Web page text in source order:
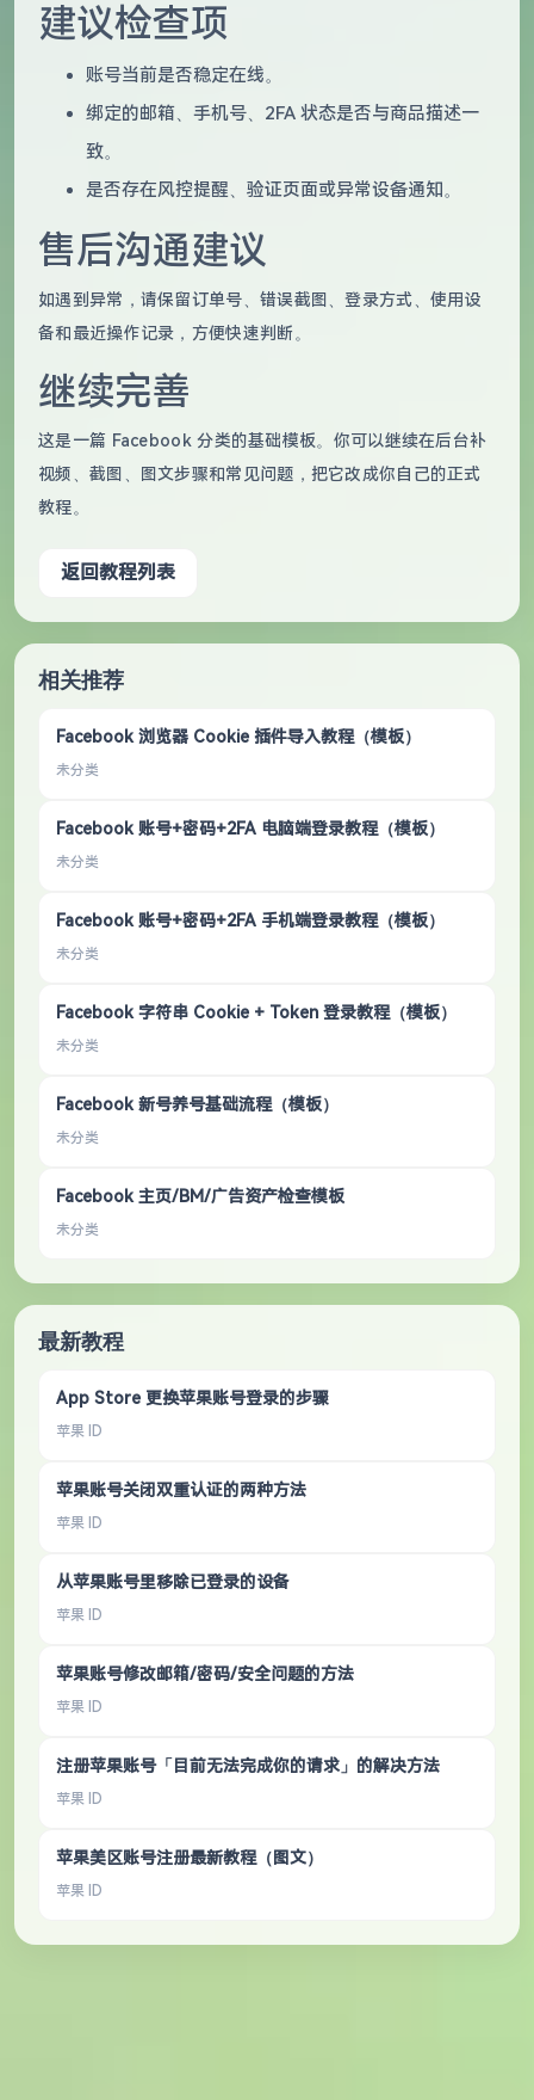
建议检查项
账号当前是否稳定在线。
绑定的邮箱、手机号、2FA 状态是否与商品描述一
致。
是否存在风控提醒、验证页面或异常设备通知。
售后沟通建议
如遇到异常，请保留订单号、错误截图、登录方式、使用设
备和最近操作记录，方便快速判断。
继续完善
这是一篇 Facebook 分类的基础模板。你可以继续在后台补
视频、截图、图文步骤和常见问题，把它改成你自己的正式
教程。
返回教程列表
相关推荐
Facebook 浏览器 Cookie 插件导入教程（模板）
未分类
Facebook 账号+密码+2FA 电脑端登录教程（模板）
未分类
Facebook 账号+密码+2FA 手机端登录教程（模板）
未分类
Facebook 字符串 Cookie + Token 登录教程（模板）
未分类
Facebook 新号养号基础流程（模板）
未分类
Facebook 主页/BM/广告资产检查模板
未分类
最新教程
App Store 更换苹果账号登录的步骤
苹果 ID
苹果账号关闭双重认证的两种方法
苹果 ID
从苹果账号里移除已登录的设备
苹果 ID
苹果账号修改邮箱/密码/安全问题的方法
苹果 ID
注册苹果账号「目前无法完成你的请求」的解决方法
苹果 ID
苹果美区账号注册最新教程（图文）
苹果 ID